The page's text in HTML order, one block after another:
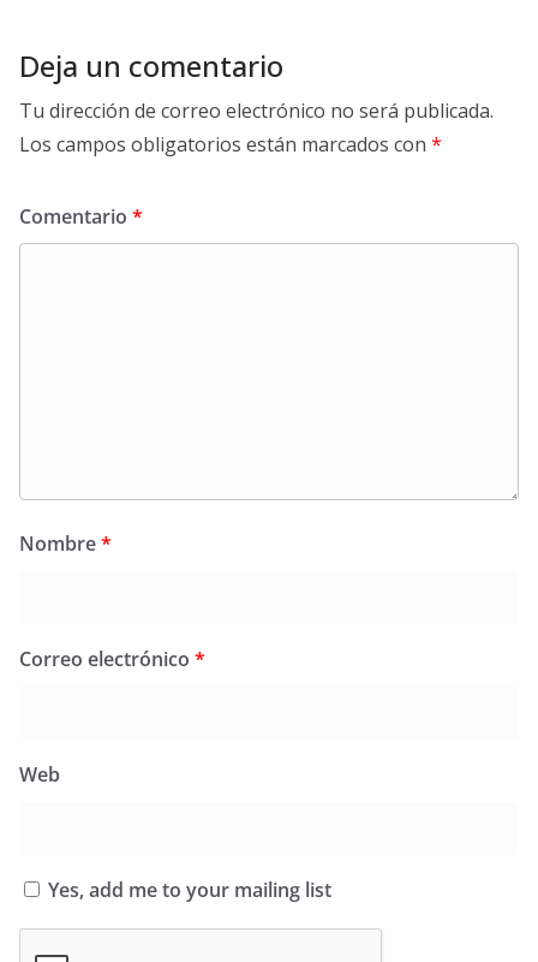
Deja un comentario
Tu dirección de correo electrónico no será publicada.
Los campos obligatorios están marcados con *
Comentario *
Nombre*
Correo electrónico *
Web
Yes, add me to your mailing list